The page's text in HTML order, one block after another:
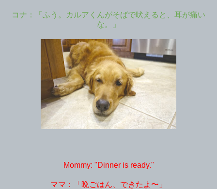
コナ：「ふう。カルアくんがそばで吠えると、耳が痛い
な。」
Mommy: "Dinner is ready."
ママ：「晩ごはん、できたよ〜」